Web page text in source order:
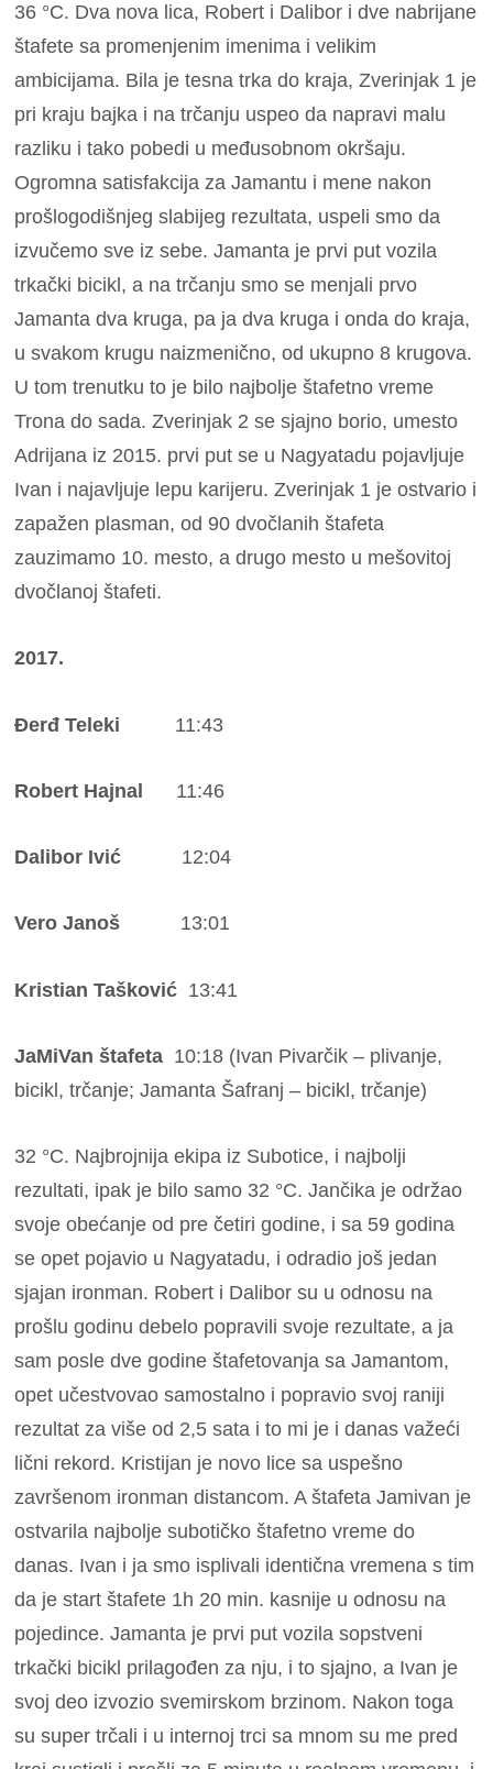
36 °C. Dva nova lica, Robert i Dalibor i dve nabrijane
štafete sa promenjenim imenima i velikim
ambicijama. Bila je tesna trka do kraja, Zverinjak 1 je
pri kraju bajka i na trčanju uspeo da napravi malu
razliku i tako pobedi u međusobnom okršaju.
Ogromna satisfakcija za Jamantu i mene nakon
prošlogodišnjeg slabijeg rezultata, uspeli smo da
izvučemo sve iz sebe. Jamanta je prvi put vozila
trkački bicikl, a na trčanju smo se menjali prvo
Jamanta dva kruga, pa ja dva kruga i onda do kraja,
u svakom krugu naizmenično, od ukupno 8 krugova.
U tom trenutku to je bilo najbolje štafetno vreme
Trona do sada. Zverinjak 2 se sjajno borio, umesto
Adrijana iz 2015. prvi put se u Nagyatadu pojavljuje
Ivan i najavljuje lepu karijeru. Zverinjak 1 je ostvario i
zapažen plasman, od 90 dvočlanih štafeta
zauzimamo 10. mesto, a drugo mesto u mešovitoj
dvočlanoj štafeti.
2017.
Đerđ Teleki 11:43
Robert Hajnal 11:46
Dalibor Ivić 12:04
Vero Janoš 13:01
Kristian Tašković 13:41
JaMiVan štafeta 10:18 (Ivan Pivarčik – plivanje,
bicikl, trčanje; Jamanta Šafranj – bicikl, trčanje)
32 °C. Najbrojnija ekipa iz Subotice, i najbolji
rezultati, ipak je bilo samo 32 °C. Jančika je održao
svoje obećanje od pre četiri godine, i sa 59 godina
se opet pojavio u Nagyatadu, i odradio još jedan
sjajan ironman. Robert i Dalibor su u odnosu na
prošlu godinu debelo popravili svoje rezultate, a ja
sam posle dve godine štafetovanja sa Jamantom,
opet učestvovao samostalno i popravio svoj raniji
rezultat za više od 2,5 sata i to mi je i danas važeći
lični rekord. Kristijan je novo lice sa uspešno
završenom ironman distancom. A štafeta Jamivan je
ostvarila najbolje subotičko štafetno vreme do
danas. Ivan i ja smo isplivali identična vremena s tim
da je start štafete 1h 20 min. kasnije u odnosu na
pojedince. Jamanta je prvi put vozila sopstveni
trkački bicikl prilagođen za nju, i to sjajno, a Ivan je
svoj deo izvozio svemirskom brzinom. Nakon toga
su super trčali i u internoj trci sa mnom su me pred